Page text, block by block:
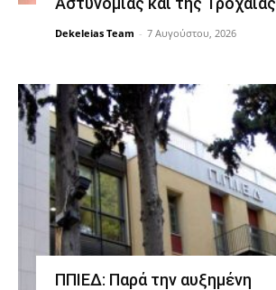
Dekeleias Team - 7 Αυγούστου, 2026
ΠΠΙΕΔ: Παρά την αυξημένη